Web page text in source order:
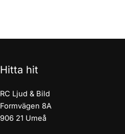
Hitta hit
RC Ljud & Bild
Formvägen 8A
906 21 Umeå